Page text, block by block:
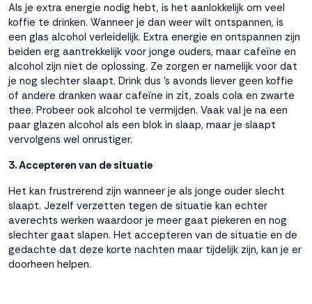
Als je extra energie nodig hebt, is het aanlokkelijk om veel
koffie te drinken. Wanneer je dan weer wilt ontspannen, is
een glas alcohol verleidelijk. Extra energie en ontspannen zijn
beiden erg aantrekkelijk voor jonge ouders, maar cafeïne en
alcohol zijn niet de oplossing. Ze zorgen er namelijk voor dat
je nog slechter slaapt. Drink dus ’s avonds liever geen koffie
of andere dranken waar cafeïne in zit, zoals cola en zwarte
thee. Probeer ook alcohol te vermijden. Vaak val je na een
paar glazen alcohol als een blok in slaap, maar je slaapt
vervolgens wel onrustiger.
3. Accepteren van de situatie
Het kan frustrerend zijn wanneer je als jonge ouder slecht
slaapt. Jezelf verzetten tegen de situatie kan echter
averechts werken waardoor je meer gaat piekeren en nog
slechter gaat slapen. Het accepteren van de situatie en de
gedachte dat deze korte nachten maar tijdelijk zijn, kan je er
doorheen helpen.